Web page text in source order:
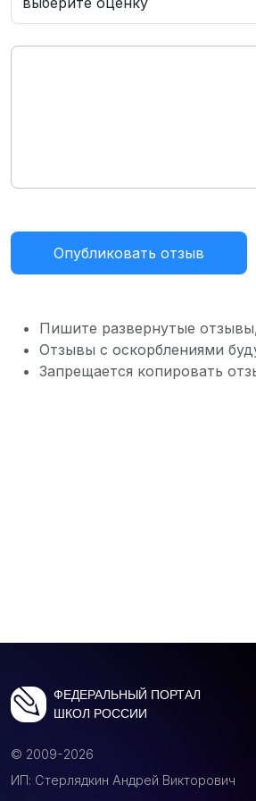
Опубликовать отзыв
Пишите развернутые
Отзывы с оскорблениями
Запрещается копировать
ФЕДЕРАЛЬНЫЙ ПОРТАЛ
ШКОЛ РОССИИ
© 2009-2026
ИП: Стерлядкин Андрей Викторович